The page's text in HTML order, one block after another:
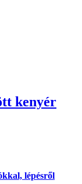
kenyér
lépésről